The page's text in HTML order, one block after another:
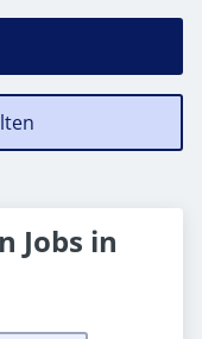
Jobs in